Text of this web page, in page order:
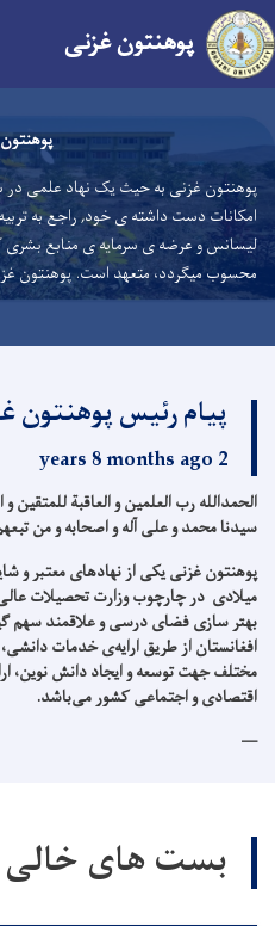
پوهنتونغزنی
پوهنتون غزنی به حیث یک نهاد علمی
امکانات دست داشته ی خود, راجع به
لیسانس و عرضه ی سرمایه ی منابع بشری
محسوب میگردد، متعهد است. پوهنتون
پیام رئیس پوهنتون
2 years 8 months ago
الحمدالله رب العلمین و العاقبة
سیدنا محمد و علی آله و اصحابه و من
میلادی در چارچوب وزارت تحصیلات
بهتر سازی فضای درسی و علاقمند سهم
افغانستان از طریق ارایه‌ی خدمات
مختلف جهت توسعه و ایجاد دانش نوین،
اقتصادی و اجتماعی کشور می‌باشد.
بست های خالی